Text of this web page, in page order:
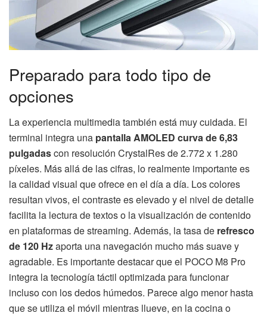
Preparado para todo tipo de
opciones
La experiencia multimedia también está muy cuidada. El
terminal integra una pantalla AMOLED curva de 6,83
pulgadascon resolución CrystalRes de 2.772 x 1.280
píxeles. Más allá de las cifras, lo realmente importante es
la calidad visual que ofrece en el día a día. Los colores
resultan vivos, el contraste es elevado y el nivel de detalle
facilita la lectura de textos o la visualización de contenido
en plataformas de streaming. Además, la tasa de refresco
de 120 Hzaporta una navegación mucho más suave y
agradable. Es importante destacar que el POCO M8 Pro
integra la tecnología táctil optimizada para funcionar
incluso con los dedos húmedos. Parece algo menor hasta
que se utiliza el móvil mientras llueve, en la cocina o